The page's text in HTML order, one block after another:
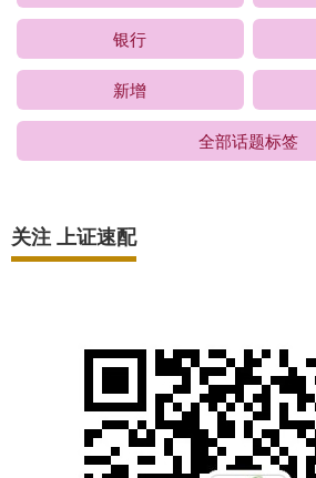
银行
新增
全部话题标签
关注 上证速配